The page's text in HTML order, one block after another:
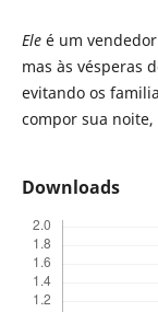
Eleé um vendedor
mas às vésperas
evitando os
compor sua
Downloads